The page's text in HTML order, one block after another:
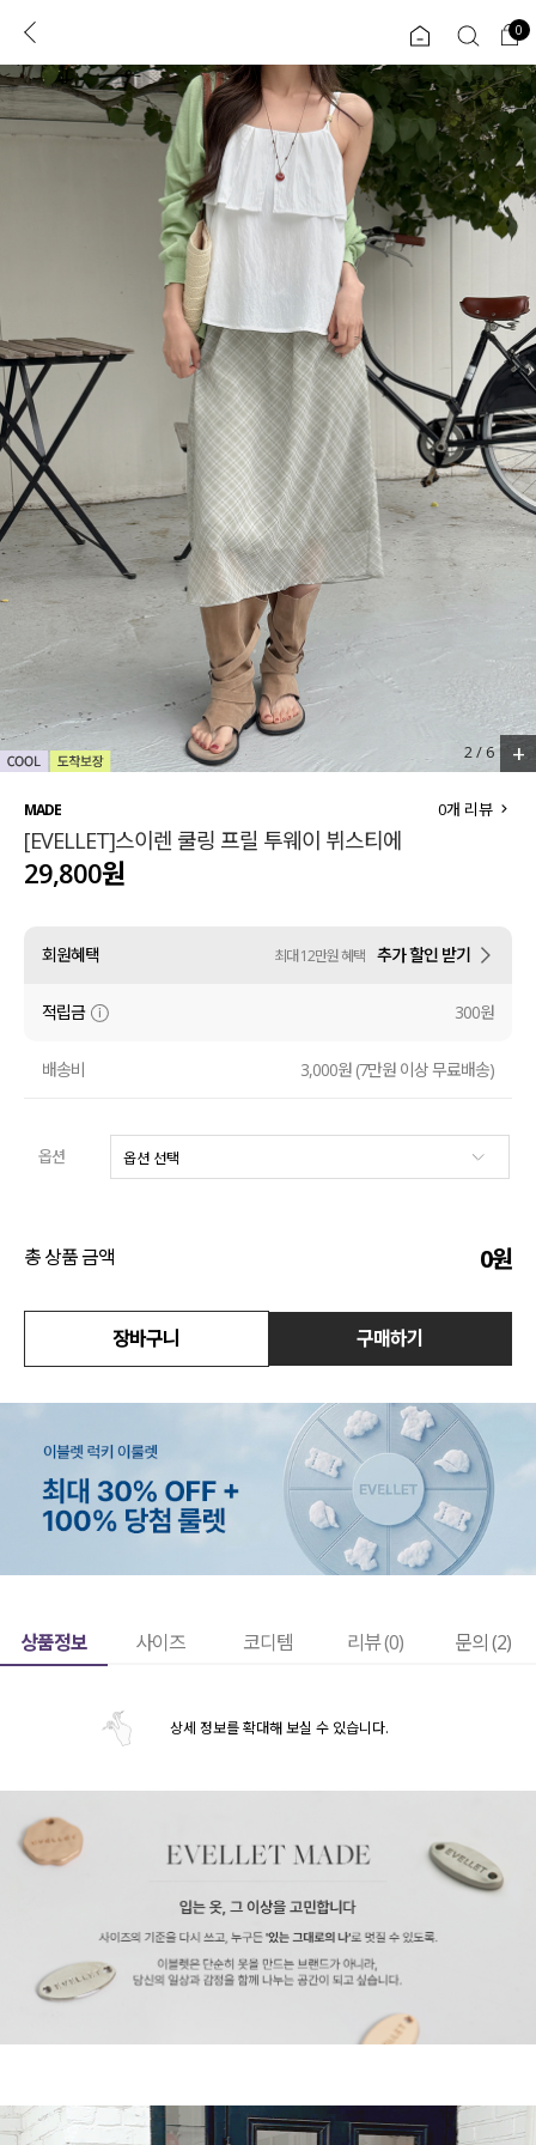
로그인 0
ENG
TW
JP
리뷰 & 혜택 플러스핏 회원혜택
CATEGORY COMMUNITY
인플루언서 pick!
신상 5%
베스트
MADE
세트할인 ~30%
110사이즈
티셔츠
셔츠
원피스
니트
익스클루시브
아우터
티셔츠
니트
블라우스
원피스
팬츠
스커트
언더웨어
0
2/6 +
MADE
[EVELLET]스이렌 쿨링 프릴 투웨이 뷔스티에
0개 리뷰
29,800원
회원혜택 최대 12만원 혜택 추가 할인 받기
적립금 300원
배송비 3,000원 (7만원 이상 무료배송)
옵션
총 상품 금액 0원
장바구니 구매하기
상품정보 사이즈 코디템 리뷰 (0) 문의 (2)
상세 정보를 확대해 보실 수 있습니다.